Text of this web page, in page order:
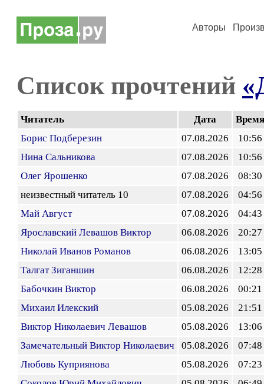
Авторы
Список прочтений
Читатель Дата
Время
Борис Подберезин
07.08.2026
10:56
Нина Сальникова
07.08.2026
10:56
Олег Ярошенко
07.08.2026
08:30
неизвестный читатель 10
07.08.2026
04:56
Май Август
07.08.2026
04:43
Ярославский Левашов Виктор
06.08.2026
20:27
Николай Иванов Романов
06.08.2026
13:05
Талгат Зиганшин
06.08.2026
12:28
Бабочкин Виктор
06.08.2026
00:21
Михаил Илекский
05.08.2026
21:51
Виктор Николаевич Левашов
05.08.2026
13:06
Замечательный Виктор Николаевич
05.08.2026
07:48
Любовь Куприянова
05.08.2026
07:23